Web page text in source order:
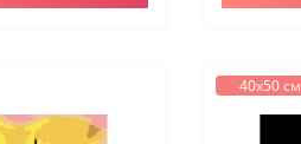
40х50 см